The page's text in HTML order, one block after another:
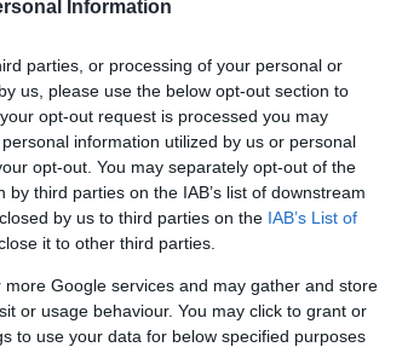
Information
parties, or processing of your personal or
us, please use the below opt-out section to
opt-out request is processed you may
information utilized by us or personal
opt-out. You may separately opt-out of the
third parties on the IAB’s list of downstream
by us to third parties on the IAB’s List of
it to other third parties.
Google services and may gather and store
or usage behaviour. You may click to grant or
to use your data for below specified purposes
1